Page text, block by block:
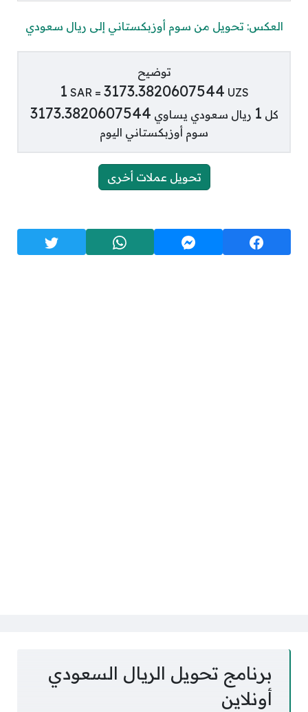
العكس: تحويل من سوم أوزبكستاني إلى ريال سعودي
توضيح
1 SAR = 3173.3820607544 UZS
كل 1 ريال سعودي يساوي 3173.3820607544
سوم أوزبكستاني اليوم
تحويل عملات أخرى
برنامج تحويل الريال السعودي
أونلاين